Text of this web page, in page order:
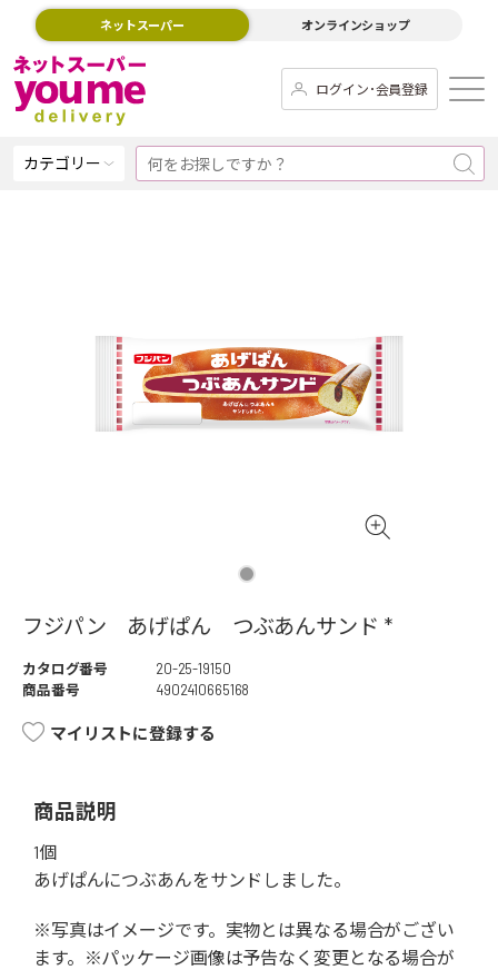
ネットスーパー オンラインショップ
ログイン･会員登録
カテゴリー
フジパン あげぱん つぶあんサンド *
カタログ番号
20-25-19150
商品番号
4902410665168
マイリストに登録する
商品説明
1個
あげぱんにつぶあんをサンドしました。
※写真はイメージです。実物とは異なる場合がござい
ます。※パッケージ画像は予告なく変更となる場合が